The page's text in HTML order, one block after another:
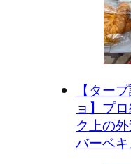
【ター
ョ】プ
ク上の
バーベ